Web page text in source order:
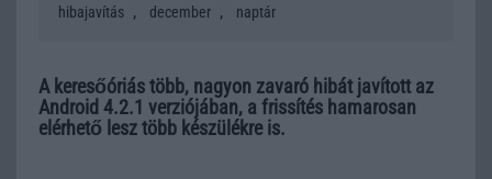
hibajavítás , december , naptár
A keresőóriás több, nagyon zavaró hibát javított az
Android 4.2.1 verziójában, a frissítés hamarosan
elérhető lesz több készülékre is.